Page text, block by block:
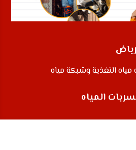
التغذية وشبكة مياه
المياه